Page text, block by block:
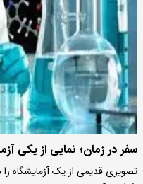
سفر در زمان؛ نمایی از یکی
تصویری قدیمی از یک آزمایشگاه‌